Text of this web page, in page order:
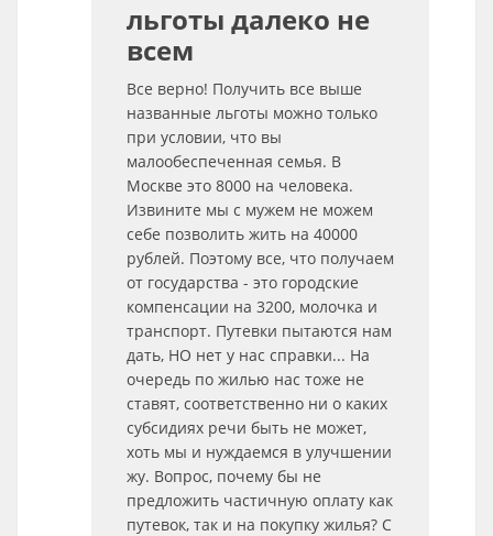
льготы далеко не
всем
Все верно! Получить все выше
названные льготы можно только
при условии, что вы
малообеспеченная семья. В
Москве это 8000 на человека.
Извините мы с мужем не можем
себе позволить жить на 40000
рублей. Поэтому все, что получаем
от государства - это городские
компенсации на 3200, молочка и
транспорт. Путевки пытаются нам
дать, НО нет у нас справки... На
очередь по жилью нас тоже не
ставят, соответственно ни о каких
субсидиях речи быть не может,
хоть мы и нуждаемся в улучшении
жу. Вопрос, почему бы не
предложить частичную оплату как
путевок, так и на покупку жилья? С